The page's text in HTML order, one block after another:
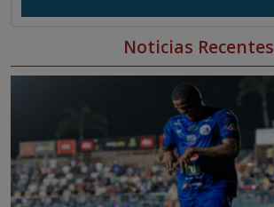
Noticias Recentes